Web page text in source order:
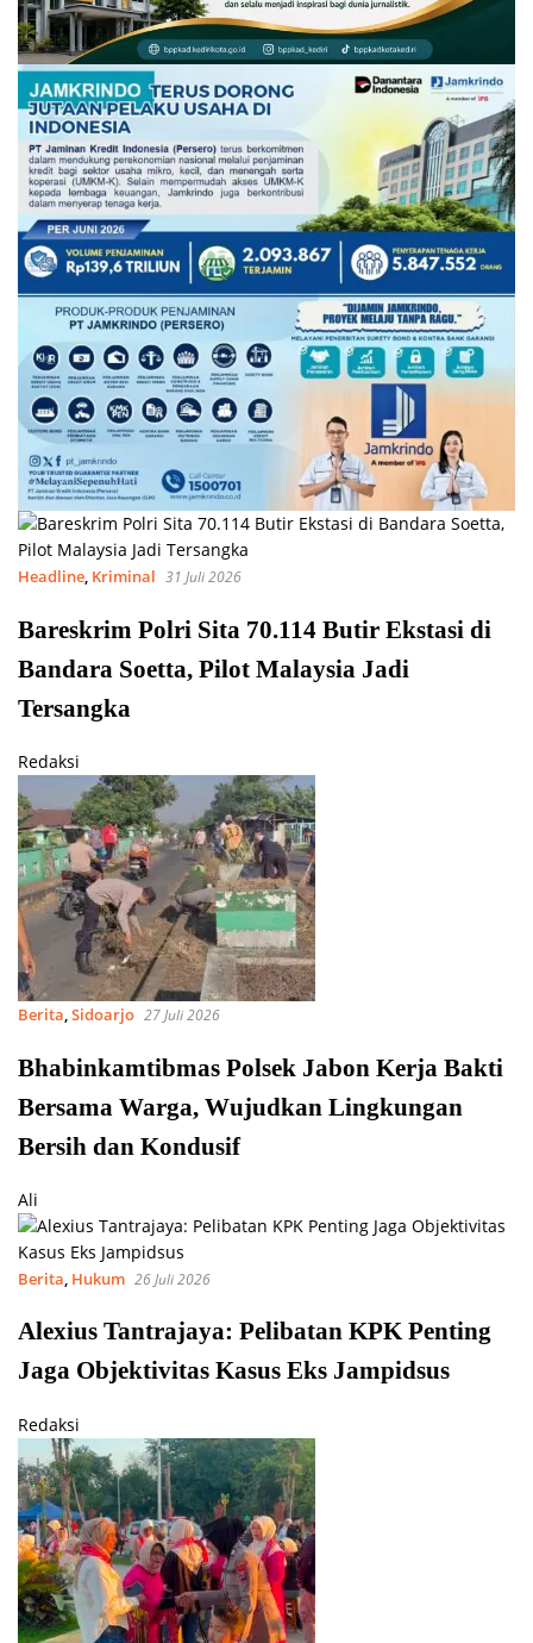
Headline, Kriminal 31 Juli 2026
Bareskrim Polri Sita 70.114 Butir Ekstasi di
Bandara Soetta, Pilot Malaysia Jadi
Tersangka
Redaksi
Berita,Sidoarjo 27 Juli 2026
Bhabinkamtibmas Polsek Jabon Kerja Bakti
Bersama Warga, Wujudkan Lingkungan
Bersih dan Kondusif
Ali
Berita, Hukum 26 Juli 2026
Alexius Tantrajaya: Pelibatan KPK Penting
Jaga Objektivitas Kasus Eks Jampidsus
Redaksi